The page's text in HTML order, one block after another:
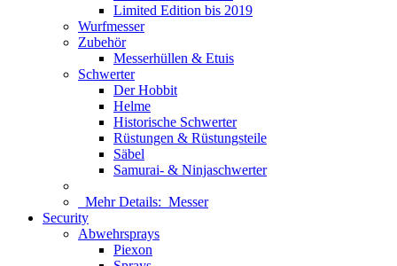
Limited Edition bis 2019
Wurfmesser
Zubehör
Messerhüllen & Etuis
Schwerter
Der Hobbit
Helme
Historische Schwerter
Rüstungen & Rüstungsteile
Säbel
Samurai- & Ninjaschwerter
Mehr Details: Messer
Security
Abwehrsprays
Piexon